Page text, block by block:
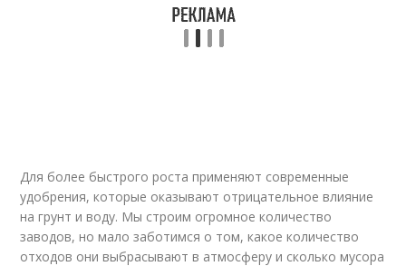
Для более быстрого роста применяют современные
удобрения, которые оказывают отрицательное влияние
на грунт и воду. Мы строим огромное количество
заводов, но мало заботимся о том, какое количество
отходов они выбрасывают в атмосферу и сколько мусора